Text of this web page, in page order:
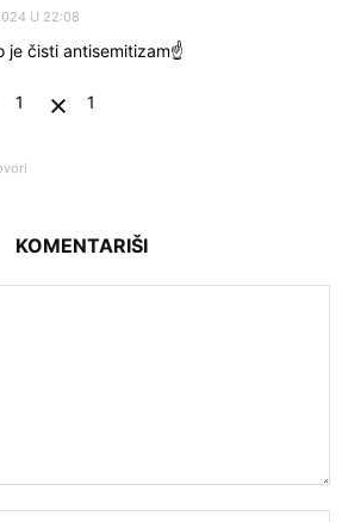
U 22:08
je čisti antisemitizam☝
1 1
KOMENTARIŠI